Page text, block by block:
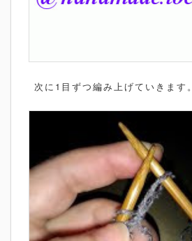
次に1目ずつ編み上げていきます。